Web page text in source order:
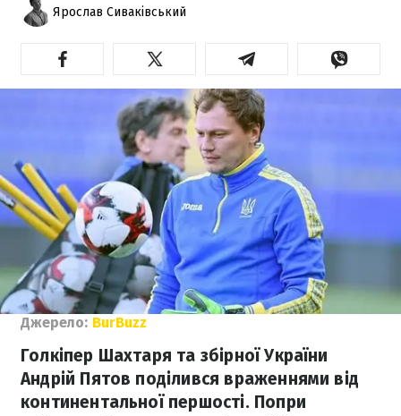
Ярослав Сиваківський
Джерело: BurBuzz
Голкіпер Шахтаря та збірної України
Андрій Пятов поділився враженнями від
континентальної першості. Попри